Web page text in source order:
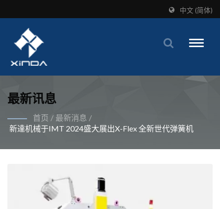
中文 (简体)
Toggle
最新讯息
首页 / 最新消息 /
新達机械于IMT 2024盛大展出X-Flex 全新世代弹簧机